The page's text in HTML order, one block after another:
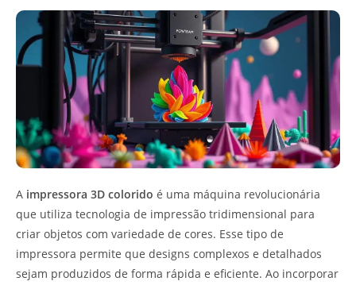
A impressora 3D colorido é uma máquina revolucionária
que utiliza tecnologia de impressão tridimensional para
criar objetos com variedade de cores. Esse tipo de
impressora permite que designs complexos e detalhados
sejam produzidos de forma rápida e eficiente. Ao incorporar